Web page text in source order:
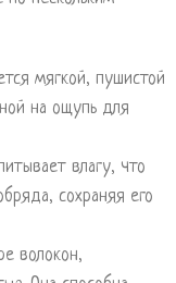
мягкой, пушистой
на ощупь для
влагу, что
сохраняя его
волокон,